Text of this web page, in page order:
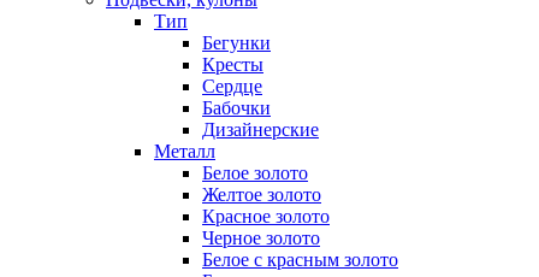
Тип
Бегунки
Кресты
Сердце
Бабочки
Дизайнерские
Металл
Белое золото
Желтое золото
Красное золото
Черное золото
Белое с красным золото